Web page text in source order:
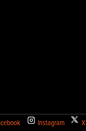
Instagram X